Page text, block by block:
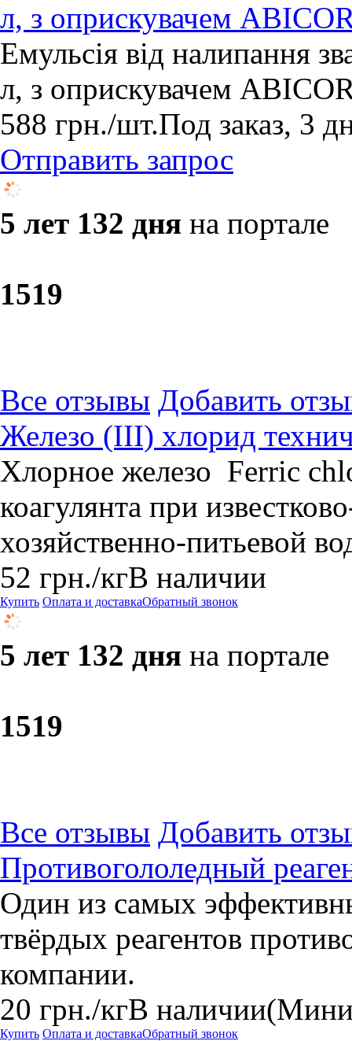
л, з оприскувачем
Емульсія від налипання
л, з оприскувачем
588 грн./шт.Под заказ, 3
Отправить запрос
5 лет 132 дня на портале
1519
Все отзывы Добавить
Железо (III) хлорид
Хлорное железо Ferric
коагулянта при
хозяйственно-питьевой
52 грн./кгВ наличии
Купить Оплата и доставкаОбратный звонок
5 лет 132 дня на портале
1519
Все отзывы Добавить
Противогололедный
Один из самых
твёрдых реагентов
компании.
20 грн./кгВ наличии
Купить Оплата и доставкаОбратный звонок